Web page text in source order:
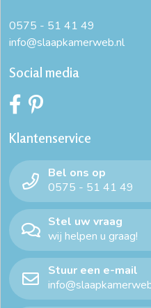
dekbedovertrek 90x200
dekbedovertrekset
goedkope
0575 - 51 41 49
info@slaapkamerweb.nl
Social media
Klantenservice
Bel ons op
0575 - 51 41 49
Stel uw vraag
wij helpen u graag!
Stuur een e-mail